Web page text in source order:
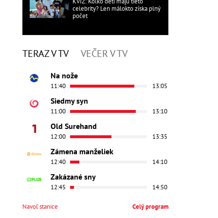
celebrity? Len málokto získa plný
počet
TERAZ V TV VEČER V TV
Na nože
11:40 13:05
Siedmy syn
11:00 13:10
Old Surehand
12:00 13:35
Zámena manželiek
12:40 14:10
Zakázané sny
12:45 14:50
Navoľ stanice Celý program